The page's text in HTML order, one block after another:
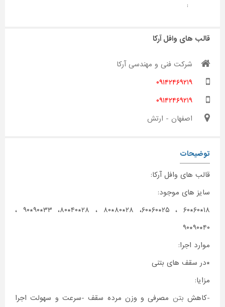
:
قالب های وافل آرکا
شرکت فنی و مهندسی آرکا
۰۹۱۴۲۴۶۹۲۱۹
۰۹۱۴۲۴۶۹۲۱۹
اصفهان - ارتش
توضیحات
قالب های وافل آرکا:
سایز های موجود:
۱۸*۶۰*۶۰ ، ۲۵*۶۰*۶۰، ۲۸*۸۰*۸۰ ، ۲۸*۴۰*۸۰، ۳۳*۹۰*۹۰ ،
۴۰*۹۰*۹۰
موارد اجرا:
*در سقف های بتنی
مزایا:
-کاهش بتن مصرفی و وزن مرده سقف -سرعت و سهولت اجرا